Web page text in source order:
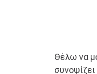
Θέλω να